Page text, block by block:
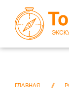
ЭКСКУРСИИ
ГЛАВНАЯ